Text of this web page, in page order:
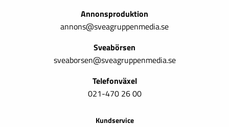
Annonsproduktion
annons@sveagruppenmedia.se
Sveabörsen
sveaborsen@sveagruppenmedia.se
Telefonväxel
021-470 26 00
Kundservice